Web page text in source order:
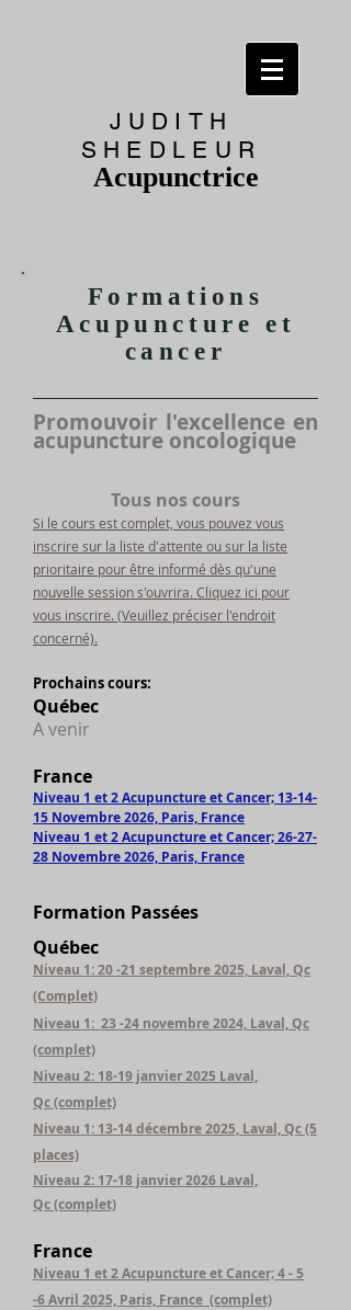
JUDITH
SHEDLEUR
Acupunctrice
Formations
Acupuncture et
cancer
Promouvoir l'excellence en
acupuncture oncologique
Tous nos cours
Si le cours est complet, vous pouvez vous
inscrire sur la liste d'attente ou sur la liste
prioritaire pour être informé dès qu'une
nouvelle session s'ouvrira. Cliquez ici pour
vous inscrire. (Veuillez préciser l'endroit
concerné).
Prochains cours:
Québec
A venir
France
Niveau 1 et 2 Acupuncture et Cancer; 13-14-
15 Novembre 2026, Paris, France
Niveau 1 et 2 Acupuncture et Cancer; 26-27-
28 Novembre 2026, Paris, France
Formation Passées
Québec
Niveau 1: 20 -21 septembre 2025, Laval, Qc
(Complet)
Niveau 1: 23 -24 novembre 2024, Laval, Qc
(complet)
Niveau 2: 18-19 janvier 2025 Laval,
Qc(complet)
Niveau 1: 13-14 décembre 2025, Laval, Qc (5
places)
Niveau 2: 17-18 janvier 2026 Laval,
Qc(complet)
France
Niveau 1 et 2 Acupuncture et Cancer; 4 - 5
-6 Avril 2025, Paris, France (complet)